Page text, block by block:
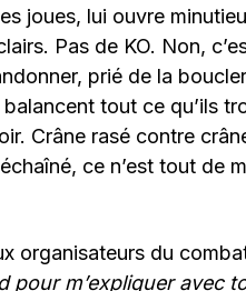
joues, lui ouvre
Pas de KO. Non,
prié de la
tout ce qu’ils
Crâne rasé contre
ce n’est tout de
organisateurs du
pour m’expliquer avec